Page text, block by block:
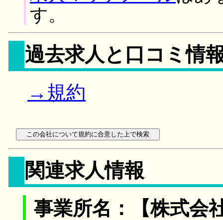
す。
過去求人と口コミ情
→規約
関連求人情報
事業所名：【株式